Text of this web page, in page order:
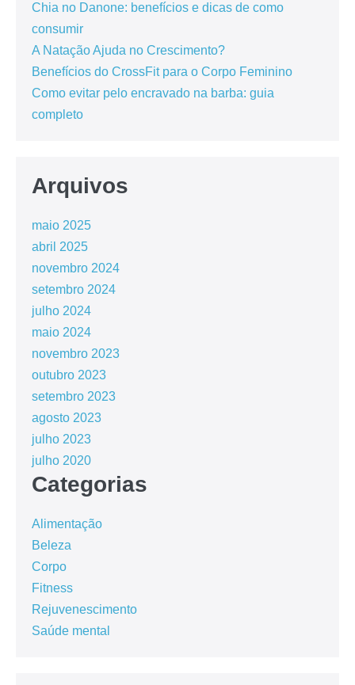
Chia no Danone: benefícios e dicas de como
consumir
A Natação Ajuda no Crescimento?
Benefícios do CrossFit para o Corpo Feminino
Como evitar pelo encravado na barba: guia
completo
Arquivos
maio 2025
abril 2025
novembro 2024
setembro 2024
julho 2024
maio 2024
novembro 2023
outubro 2023
setembro 2023
agosto 2023
julho 2023
julho 2020
Categorias
Alimentação
Beleza
Corpo
Fitness
Rejuvenescimento
Saúde mental